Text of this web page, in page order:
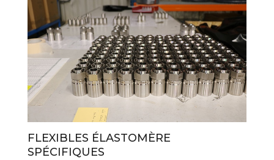
FLEXIBLES ÉLASTOMÈRE
SPÉCIFIQUES